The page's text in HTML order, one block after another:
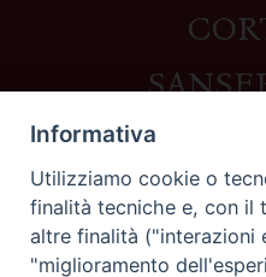
Contatti
Piazza del Duomo,1 -
Informativa
Utilizziamo cookie o
finalità tecniche e, con il
altre finalità ("interazioni
"miglioramento